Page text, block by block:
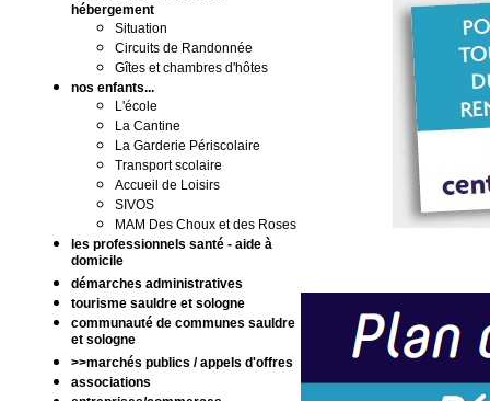
hébergement
Situation
Circuits de Randonnée
Gîtes et chambres d'hôtes
nos enfants...
L'école
La Cantine
La Garderie Périscolaire
Transport scolaire
Accueil de Loisirs
SIVOS
MAM Des Choux et des Roses
les professionnels santé - aide à
domicile
démarches administratives
tourisme sauldre et sologne
communauté de communes sauldre
et sologne
>>marchés publics / appels d'offres
associations